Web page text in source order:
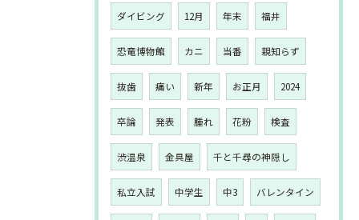
ダイビング 12月 年末 福井
恐竜博物館 カニ 当番 親知らず
抜歯 痛い 新年 お正月 2024
卒論 発表 腫れ 花粉 検査
渋温泉 金具屋 千と千尋の神隠し
私立入試 中学生 中3 バレンタイン